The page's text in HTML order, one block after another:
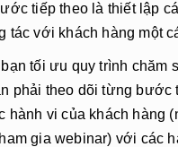
tiếp theo là thiết lập
tác với khách hàng một
tối ưu quy trình chăm
phải theo dõi từng bước
hành vi của khách hàng
gia webinar) với các